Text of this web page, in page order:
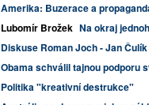
Amerika: Buzerace a
Lubomír Brožek Na okraj
Diskuse Roman Joch - Jan Čulík
Obama schválil tajnou podporu
Politika "kreativní destrukce"